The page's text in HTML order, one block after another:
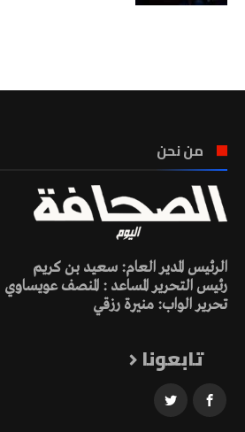
من نحن
الرئيس المدير العام: سعيد بن كريم
رئيس التحرير المساعد : المنصف عويساوي
تحرير الواب: منيرة رزقي
تابعونا